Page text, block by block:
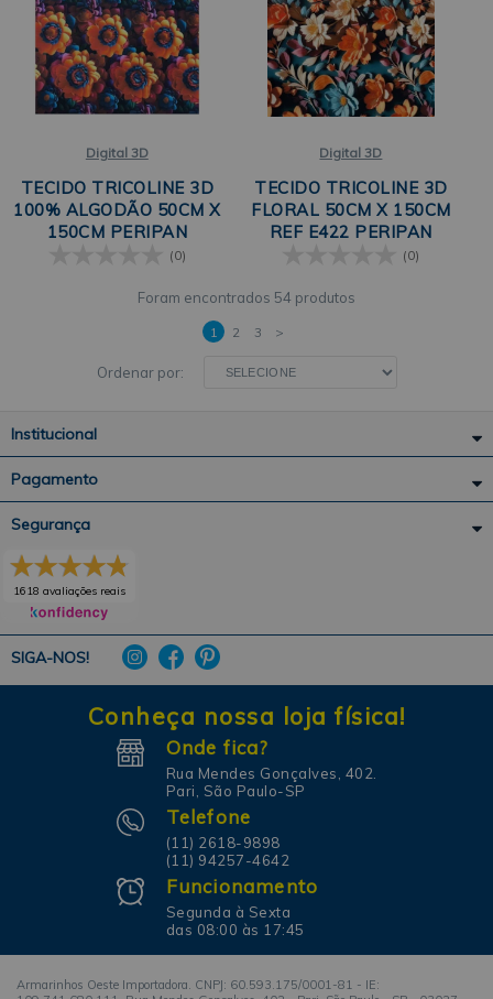
Digital 3D
TECIDO TRICOLINE 3D
100% ALGODÃO 50CM X
150CM PERIPAN
(0)
Digital 3D
TECIDO TRICOLINE 3D
FLORAL 50CM X 150CM
REF E422 PERIPAN
(0)
54 produtos
Ordenar por:
1 2 3 >
Institucional
Pagamento
SIGA-NOS!
Segurança
1618 avaliações reais
Conheça nossa loja física!
Onde fica?
Rua Mendes Gonçalves, 402.
Pari, São Paulo-SP
Telefone
(11) 2618-9898
(11) 94257-4642
Funcionamento
Segunda à Sexta
das 08:00 às 17:45
Armarinhos Oeste Importadora. CNPJ: 60.593.175/0001-81 - IE: